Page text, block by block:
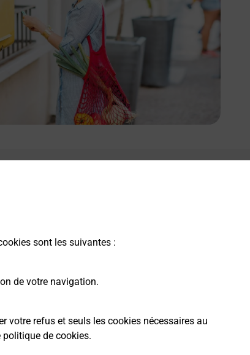
sont les suivantes :
de votre navigation.
votre refus et seuls les cookies nécessaires au
politique de cookies.